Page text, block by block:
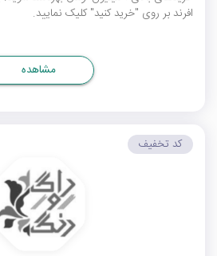
افرند بر روی "خرید کنید" کلیک نمایید.
مشاهده
کد تخفیف